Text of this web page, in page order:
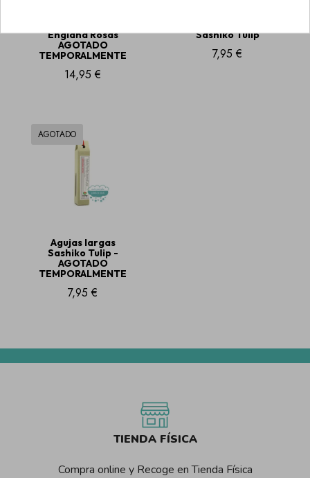
England Rosas
AGOTADO
TEMPORALMENTE
14,95 €
Sashiko Tulip
7,95 €
AGOTADO
Agujas largas
Sashiko Tulip -
AGOTADO
TEMPORALMENTE
7,95 €
TIENDA FÍSICA
Compra online y Recoge en Tienda Física